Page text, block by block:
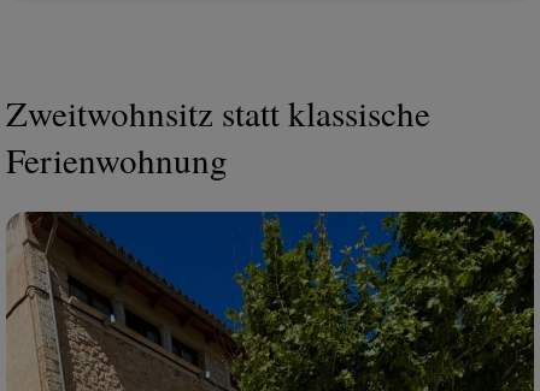
Zweitwohnsitz statt klassische
Ferienwohnung